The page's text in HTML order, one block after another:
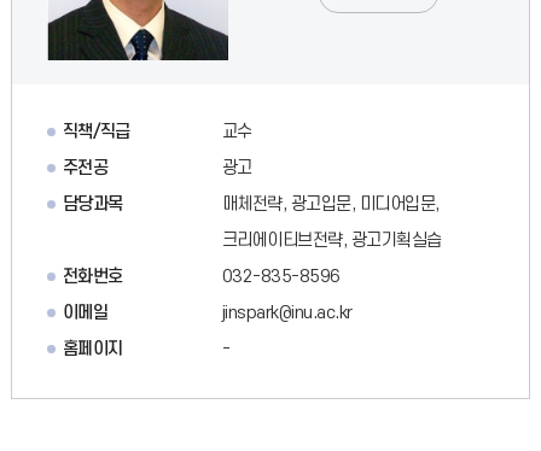
직책/직급
교수
주전공
광고
담당과목
매체전략, 광고입문, 미디어입문,
크리에이티브전략, 광고기획실습
전화번호
032-835-8596
이메일
jinspark@inu.ac.kr
홈페이지
-